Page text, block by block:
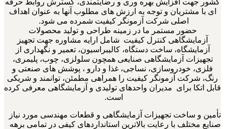
کشور جهت افزایش بهره وری و رضایتمندی، گسترش روابط حرفه
ای با مشتریان و توجه به ارزش های مطلوب آنها به عنوان اهداف
اصلی شرکت آزمونگر کیفیت شمرده می شود.
حضور مستمر ما در زمینه طراحی و تولید محصولات
آزمایشگاهی کنترل کیفیت شامل ارایه مشاوره جهت تجهیز
آزمایشگاه، ساخت دستگاه، کالیبراسیون، تعمیر و نگهداری از
تجهیزات آزمایشگاهی صنایعی همچون سلولزی، چوب، پلیمری،
فلزی، خودروسازی، نساجی، غذا و دارو ، پوشش های صنعتی و
رنگ، شرکت آزمونگر کیفیت را همراهی مطمئن، توانمند و شریکی
قابل اتکا برای مدیران واحدهای تولیدی و آزمایشگاهی معرفی کرده
است.
تأمین و ساخت تجهیزات آزمایشگاهی و قطعات مهندسی مورد نیاز
صنایع مختلف با رعایت بالاترین استانداردهای کیفی در تمامی برهه